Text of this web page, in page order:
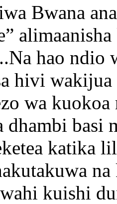
Bwana
hao ndio
hivi
wa
dhambi basi
katika
kuishi